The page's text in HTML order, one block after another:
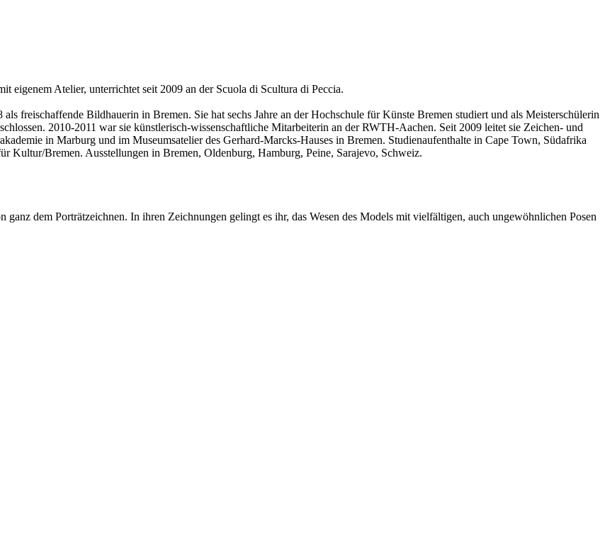
eigenem Atelier, unterrichtet seit 2009 an der Scuola di Scultura di Peccia.
freischaffende Bildhauerin in Bremen. Sie hat sechs Jahre an der Hochschule für Künste Bremen studiert und als Meisterschülerin
2010-2011 war sie künstlerisch-wissenschaftliche Mitarbeiterin an der RWTH-Aachen. Seit 2009 leitet sie Zeichen- und
in Marburg und im Museumsatelier des Gerhard-Marcks-Hauses in Bremen. Studienaufenthalte in Cape Town, Südafrika
Kultur/Bremen. Ausstellungen in Bremen, Oldenburg, Hamburg, Peine, Sarajevo, Schweiz.
dem Porträtzeichnen. In ihren Zeichnungen gelingt es ihr, das Wesen des Models mit vielfältigen, auch ungewöhnlichen Posen